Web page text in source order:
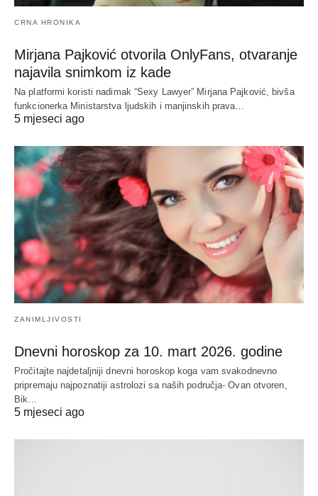
CRNA HRONIKA
Mirjana Pajković otvorila OnlyFans, otvaranje
najavila snimkom iz kade
Na platformi koristi nadimak “Sexy Lawyer” Mirjana Pajković, bivša
funkcionerka Ministarstva ljudskih i manjinskih prava…
5 mjeseci ago
ZANIMLJIVOSTI
Dnevni horoskop za 10. mart 2026. godine
Pročitajte najdetaljniji dnevni horoskop koga vam svakodnevno
pripremaju najpoznatiji astrolozi sa naših područja- Ovan otvoren,
Bik…
5 mjeseci ago